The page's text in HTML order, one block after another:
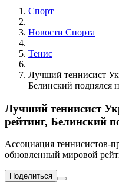
Спорт
Новости Cпорта
Тенис
Лучший теннисист
Белинский поднялся
Лучший теннисист
рейтинг, Белинский
Ассоциация теннисистов-
обновленный мировой
Поделиться